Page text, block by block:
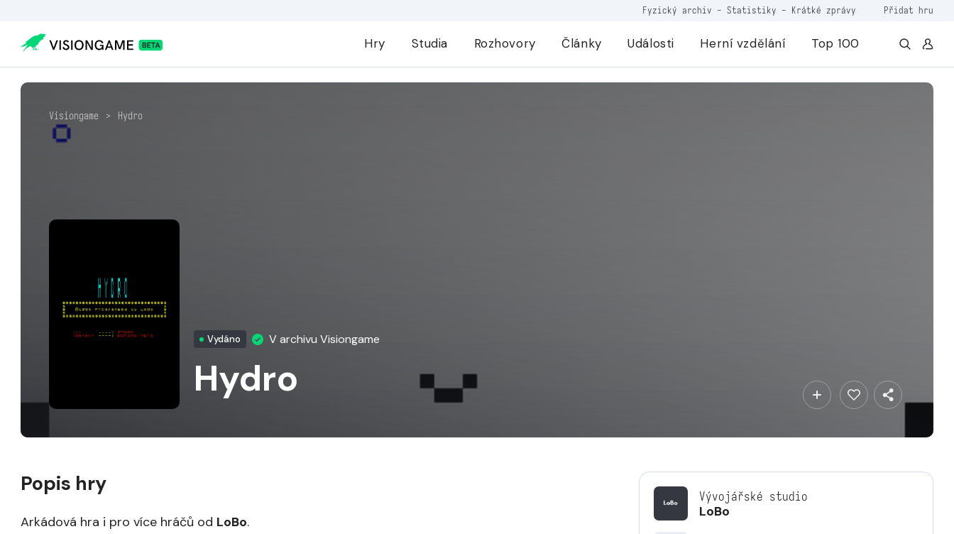
Fyzický archiv - Statistiky - Krátké zprávy Přidat hru
Hry Studia Rozhovory Články Události Herní vzdělání Top 100
Visiongame > Hydro
Vydáno V archivu Visiongame
Hydro
Vývojářské studio
LoBo
Popis hry
Arkádová hra i pro více hráčů od LoBo.